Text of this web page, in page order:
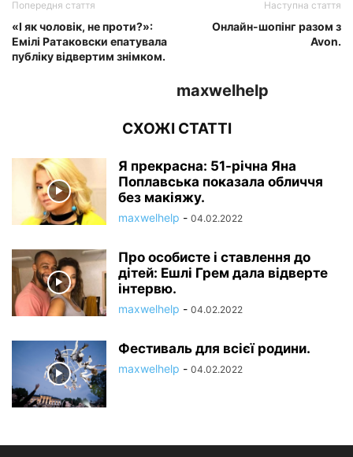
Попередня стаття
«І як чоловік, не проти?»:
Емілі Ратаковски епатувала
публіку відвертим знімком.
Наступна стаття
Онлайн-шопінг разом з
Avon.
maxwelhelp
СХОЖІ СТАТТІ
Я прекрасна: 51-річна Яна
Поплавська показала обличчя
без макіяжу.
maxwelhelp - 04.02.2022
Про особисте і ставлення до
дітей: Ешлі Грем дала відверте
інтервю.
maxwelhelp - 04.02.2022
Фестиваль для всієї родини.
maxwelhelp - 04.02.2022